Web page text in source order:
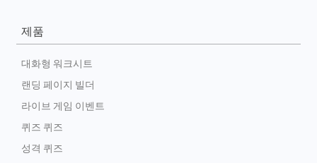
제품
대화형 워크시트
랜딩 페이지 빌더
라이브 게임 이벤트
퀴즈 퀴즈
성격 퀴즈